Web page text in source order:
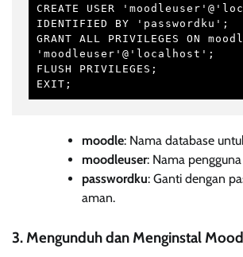
CREATE USER
IDENTIFIED BY 'passwordku';
GRANT ALL PRIVILEGES ON
'moodleuser'@'localhost';
FLUSH PRIVILEGES;
EXIT;
moodle: Nama database
moodleuser: Nama
passwordku: Ganti dengan
aman.
3. Mengunduh dan Menginstal